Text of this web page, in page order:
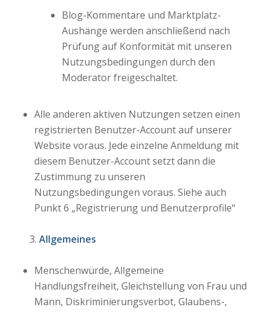
Blog-Kommentare und Marktplatz-
Aushänge werden anschließend nach
Prüfung auf Konformität mit unseren
Nutzungsbedingungen durch den
Moderator freigeschaltet.
Alle anderen aktiven Nutzungen setzen einen
registrierten Benutzer-Account auf unserer
Website voraus. Jede einzelne Anmeldung mit
diesem Benutzer-Account setzt dann die
Zustimmung zu unseren
Nutzungsbedingungen voraus. Siehe auch
Punkt 6 „Registrierung und Benutzerprofile“
Allgemeines
Menschenwürde, Allgemeine
Handlungsfreiheit, Gleichstellung von Frau und
Mann, Diskriminierungsverbot, Glaubens-,